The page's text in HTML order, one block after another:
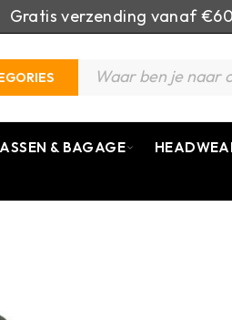
Gratis verzending vanaf
& BAGAGE